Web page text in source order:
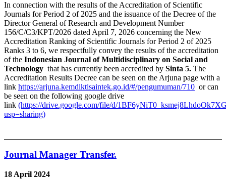
In connection with the results of the Accreditation of Scientific
Journals for Period 2 of 2025 and the issuance of the Decree of the
Director General of Research and Development Number
156/C/C3/KPT/2026 dated April 7, 2026 concerning the New
Accreditation Ranking of Scientific Journals for Period 2 of 2025
Ranks 3 to 6, we respectfully convey the results of the accreditation
of the Indonesian Journal of Multidisciplinary on Social and
Technology that has currently been accredited by Sinta 5. The
Accreditation Results Decree can be seen on the Arjuna page with a
link https://arjuna.kemdiktisaintek.go.id/#/pengumuman/710 or can
be seen on the following google drive
link (https://drive.google.com/file/d/
usp=sharing)
Journal Manager Transfer.
18 April 2024